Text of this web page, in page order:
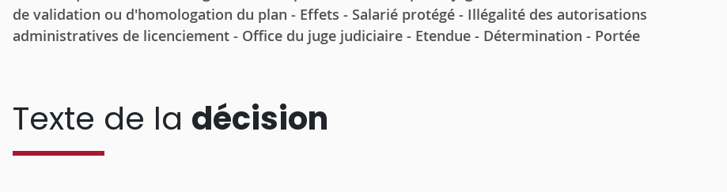
de validation ou d'homologation du plan - Effets - Salarié protégé - Illégalité des autorisations
administratives de licenciement - Office du juge judiciaire - Etendue - Détermination - Portée
Texte de la décision